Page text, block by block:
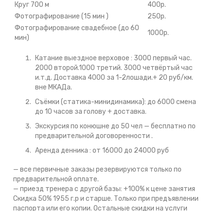
Круг 700 м
400р.
Фотографирование (15 мин )
250р.
Фотографирование свадебное (до 60
мин)
1000р.
Катание выездное верховое : 3000 первый час.
2000 второй.1000 третий. 3000 четвёртый час
и.т.д. Доставка 4000 за 1-2лошади.+ 20 руб/км.
вне МКАДа.
Съёмки (статика-минидинамика): до 6000 смена
до 10 часов за голову + доставка.
Экскурсия по конюшне до 50 чел — бесплатно по
предварительной договоренности .
Аренда денника : от 16000 до 24000 руб
— все первичные заказы резервируются только по
предварительной оплате.
— приезд тренера с другой базы: +100% к цене занятия
Скидка 50% 1955 г.р и старше. Только при предъявлении
паспорта или его копии. Остальные скидки на услуги